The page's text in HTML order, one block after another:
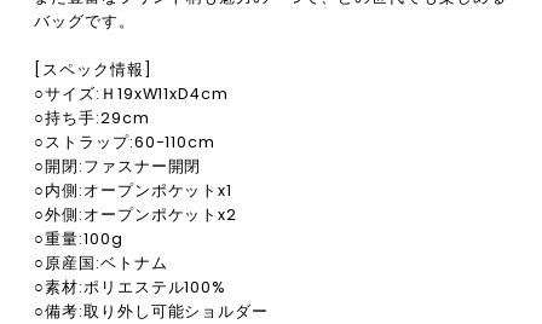
バッグです。
[スペック情報]
○サイズ:Ｈ19xW11xD4cm
○持ち手:29cm
○ストラップ:60-110cm
○開閉:ファスナー開閉
○内側:オープンポケットx1
○外側:オープンポケットx2
○重量:100g
○原産国:ベトナム
○素材:ポリエステル100%
○備考:取り外し可能ショルダー